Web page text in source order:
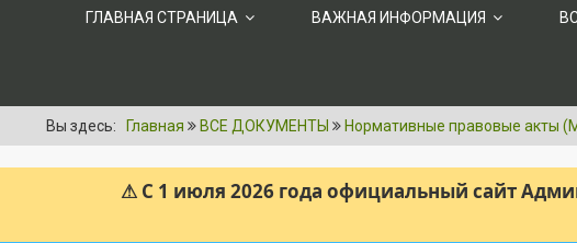
ГЛАВНАЯ СТРАНИЦА ВАЖНАЯ ИНФОРМАЦИЯ
Вы здесь: Главная ВСЕ ДОКУМЕНТЫ Нормативные правовые акты
⚠ С 1 июля 2026 года официальный сайт